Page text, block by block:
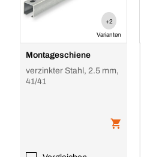
+2
Varianten
Montageschiene
verzinkter Stahl, 2.5 mm,
41/41